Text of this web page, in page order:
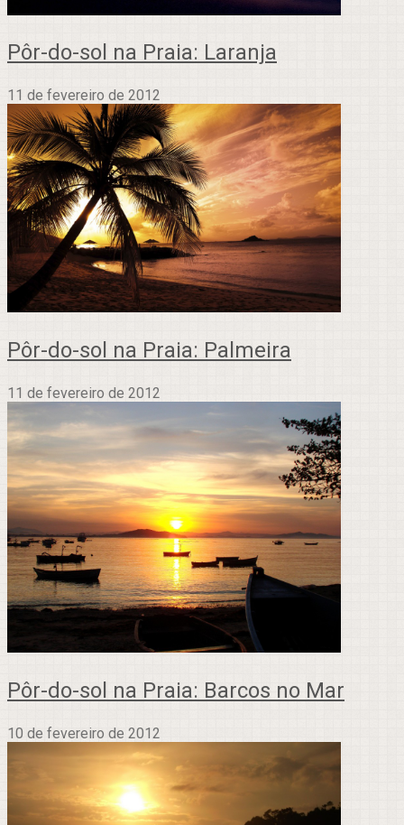
Pôr-do-sol na Praia: Laranja
11 de fevereiro de 2012
Pôr-do-sol na Praia: Palmeira
11 de fevereiro de 2012
Pôr-do-sol na Praia: Barcos no Mar
10 de fevereiro de 2012